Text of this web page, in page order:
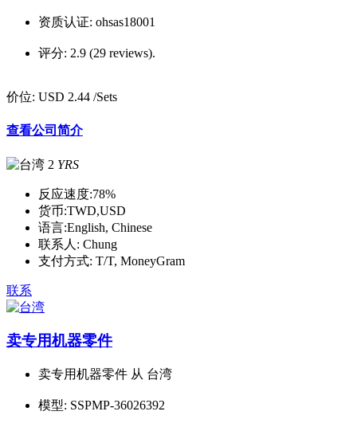
资质认证: ohsas18001
评分: 2.9 (29 reviews).
价位: USD 2.44 /Sets
查看公司简介
2 YRS
反应速度:78%
货币:TWD,USD
语言:English, Chinese
联系人: Chung
支付方式: T/T, MoneyGram
联系
卖专用机器零件
卖专用机器零件 从 台湾
模型: SSPMP-36026392